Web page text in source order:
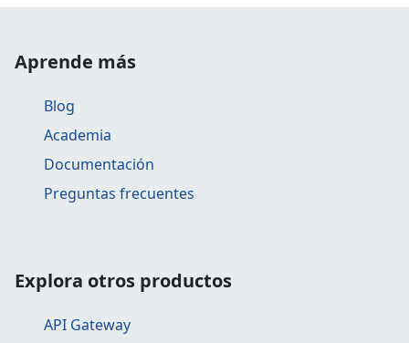
Aprende más
Blog
Academia
Documentación
Preguntas frecuentes
Explora otros productos
API Gateway